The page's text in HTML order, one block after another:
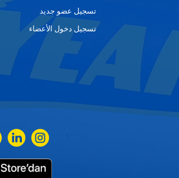
تسجيل عضو جديد
تسجيل دخول الأعضاء